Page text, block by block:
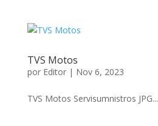
TVS Motos
por Editor| Nov 6, 2023
TVS Motos Servisumnistros JPG...